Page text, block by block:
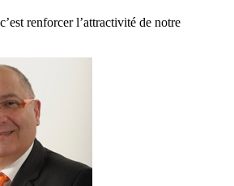
renforcer l’attractivité de notre